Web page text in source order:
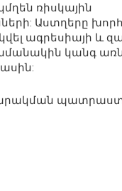
ռիսկային
Աստղերը
ագրեսիայի և
կանգ